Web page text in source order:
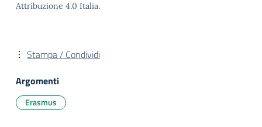
Attribuzione 4.0 Italia.
Stampa / Condividi
Argomenti
Erasmus